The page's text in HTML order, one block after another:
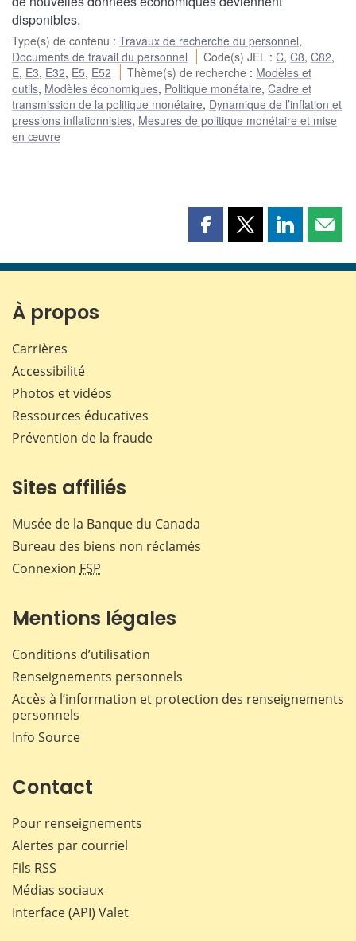
disponibles.
Type(s) de contenu : Travaux de recherche du personnel,
Documents de travail du personnel
Code(s) JEL :C,C8,C82,
E, E3, E32, E5, E52 Thème(s) de recherche : Modèles et
outils, Modèles économiques, Politique monétaire, Cadre et
transmission de la politique monétaire, Dynamique de l’inflation et
pressions inflationnistes, Mesures de politique monétaire et mise
en œuvre
Partager
page
Partager
page
Partager
page page
À propos
Carrières
Accessibilité
Photos et vidéos
Ressources éducatives
Prévention de la fraude
Sites affiliés
Musée de la Banque du Canada
Bureau des biens non réclamés
Connexion FSP
Mentions légales
Conditions d’utilisation
Renseignements personnels
Accès à l’information et protection des renseignements
personnels
Info Source
Contact
Pour renseignements
Alertes par courriel
Fils RSS
Médias sociaux
Interface (API) Valet